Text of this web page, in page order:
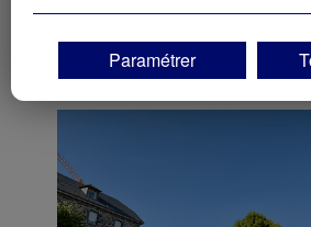
Alimentation
vos centres d'intérêt. Seuls lescookies/
déposés et lus sur votre terminal.
Vous pouvez exprimer vos choix en
"Continuer sans accepter" ou
moment en cliquant sur le lien "Paramétrez
page.
Paramétrer